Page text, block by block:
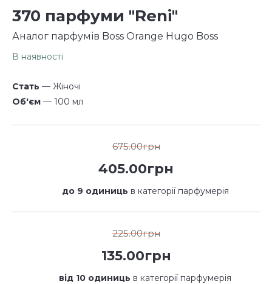
370 парфуми "Reni"
Аналог парфумів Boss Orange Hugo Boss
В наявності
Стать
— Жіночі
Об'єм
— 100 мл
675.00грн
405.00грн
до 9 одиниць в категорії парфумерія
225.00грн
135.00грн
від 10 одиниць в категорії парфумерія